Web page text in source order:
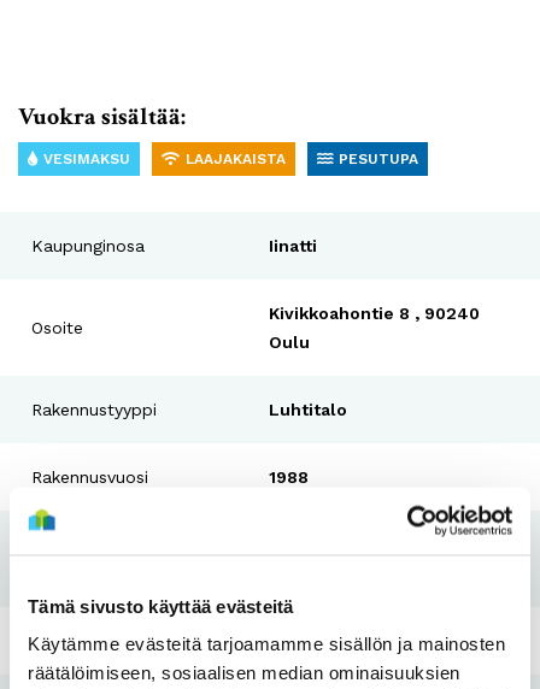
Tämä sivusto käyttää evästeitä
Käytämme evästeitä tarjoamamme sisällön ja mainosten
räätälöimiseen, sosiaalisen median ominaisuuksien
Vuokra sisältää:
VESIMAKSU LAAJAKAISTA PESUTUPA
Kaupunginosa Iinatti
Osoite
Kivikkoahontie 8 , 90240
Oulu
Rakennustyyppi Luhtitalo
Rakennusvuosi 1988
Pesutupa Kyllä